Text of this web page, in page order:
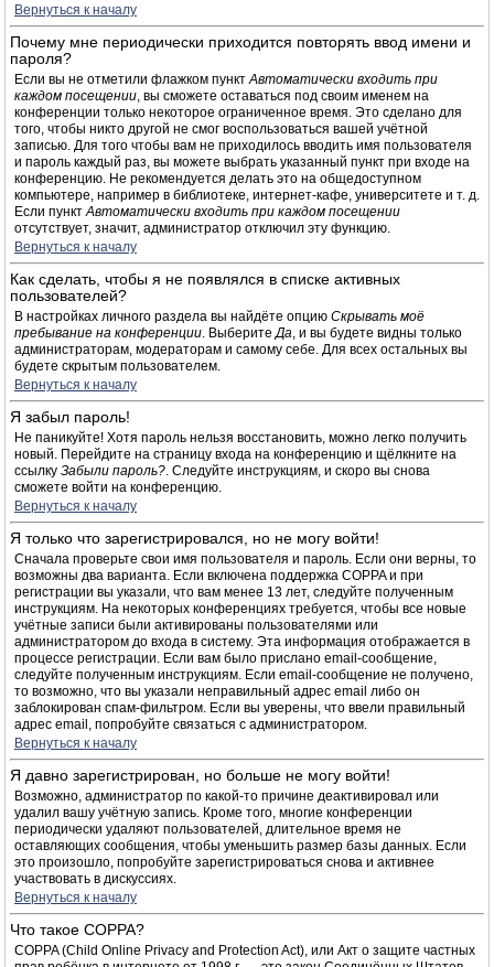
Вернуться к началу
Почему мне периодически приходится повторять ввод имени и
пароля?
Если вы не отметили флажком пунктАвтоматически входить при
каждом посещении, вы сможете оставаться под своим именем на
конференции только некоторое ограниченное время. Это сделано для
того, чтобы никто другой не смог воспользоваться вашей учётной
записью. Для того чтобы вам не приходилось вводить имя пользователя
и пароль каждый раз, вы можете выбрать указанный пункт при входе на
конференцию. Не рекомендуется делать это на общедоступном
компьютере, например в библиотеке, интернет-кафе, университете и т. д.
Если пунктАвтоматически входить при каждом посещении
отсутствует, значит, администратор отключил эту функцию.
Вернуться к началу
Как сделать, чтобы я не появлялся в списке активных
пользователей?
В настройках личного раздела вы найдёте опцию Скрывать моё
пребывание на конференции. ВыберитеДа, и вы будете видны только
администраторам, модераторам и самому себе. Для всех остальных вы
будете скрытым пользователем.
Вернуться к началу
Я забыл пароль!
Не паникуйте! Хотя пароль нельзя восстановить, можно легко получить
новый. Перейдите на страницу входа на конференцию и щёлкните на
ссылку Забыли пароль?. Следуйте инструкциям, и скоро вы снова
сможете войти на конференцию.
Вернуться к началу
Я только что зарегистрировался, но не могу войти!
Сначала проверьте свои имя пользователя и пароль. Если они верны, то
возможны два варианта. Если включена поддержка COPPA и при
регистрации вы указали, что вам менее 13 лет, следуйте полученным
инструкциям. На некоторых конференциях требуется, чтобы все новые
учётные записи были активированы пользователями или
администратором до входа в систему. Эта информация отображается в
процессе регистрации. Если вам было прислано email-сообщение,
следуйте полученным инструкциям. Если email-сообщение не получено,
то возможно, что вы указали неправильный адрес email либо он
заблокирован спам-фильтром. Если вы уверены, что ввели правильный
адрес email, попробуйте связаться с администратором.
Вернуться к началу
Я давно зарегистрирован, но больше не могу войти!
Возможно, администратор по какой-то причине деактивировал или
удалил вашу учётную запись. Кроме того, многие конференции
периодически удаляют пользователей, длительное время не
оставляющих сообщения, чтобы уменьшить размер базы данных. Если
это произошло, попробуйте зарегистрироваться снова и активнее
участвовать в дискуссиях.
Вернуться к началу
Что такое COPPA?
COPPA (Child Online Privacy and Protection Act), или Акт о защите частных